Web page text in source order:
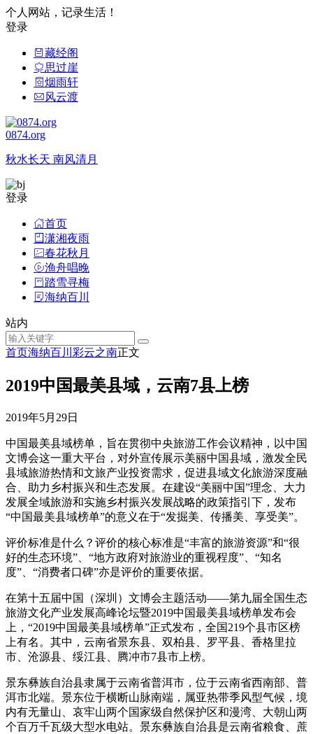
个人网站，记录生活！
登录
藏经阁
思过崖
烟雨轩
风云渡
0874.org
秋水长天 南风清月
登录
首页
潇湘夜雨
春花秋月
渔舟唱晚
踏雪寻梅
海纳百川
站内
首页海纳百川 彩云之南正文
2019中国最美县域，云南7县上榜
2019年5月29日
中国最美县域榜单，旨在贯彻中央旅游工作会议精神，以中国
文博会这一重大平台，对外宣传展示美丽中国县域，激发全民
县域旅游热情和文旅产业投资需求，促进县域文化旅游深度融
合、助力乡村振兴和生态发展。在建设“美丽中国”理念、大力
发展全域旅游和实施乡村振兴发展战略的政策指引下，发布
“中国最美县域榜单”的意义在于“发掘美、传播美、享受美”。
评价标准是什么？评价的核心标准是“丰富的旅游资源”和“很
好的生态环境”、“地方政府对旅游业的重视程度”、“知名
度”、“消费者口碑”亦是评价的重要依据。
在第十五届中国（深圳）文博会主题活动——第九届全国生态
旅游文化产业发展高峰论坛暨2019中国最美县域榜单发布会
上，“2019中国最美县域榜单”正式发布，全国219个县市区榜
上有名。其中，云南省景东县、双柏县、罗平县、香格里拉
市、沧源县、绥江县、腾冲市7县市上榜。
景东彝族自治县隶属于云南省普洱市，位于云南省西南部、普
洱市北端。景东位于横断山脉南端，属亚热带季风型气候，境
内有无量山、哀牢山两个国家级自然保护区和漫湾、大朝山两
个百万千瓦级大型水电站。景东彝族自治县是云南省粮食、蔗